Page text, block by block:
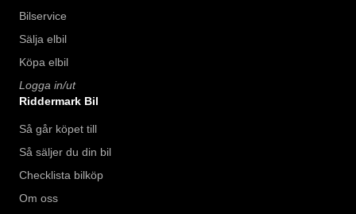
Bilservice
Sälja elbil
Köpa elbil
Logga in/ut
Riddermark Bil
Så går köpet till
Så säljer du din bil
Checklista bilköp
Om oss